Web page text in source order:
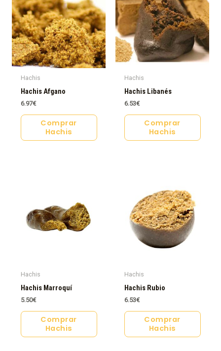
Hachis
Hachis Afgano
6.97€
Comprar
Hachis
Hachis
Hachis Libanés
6.53€
Comprar
Hachis
Hachis
Hachis Marroquí
5.50€
Comprar
Hachis
Hachis
Hachis Rubio
6.53€
Comprar
Hachis